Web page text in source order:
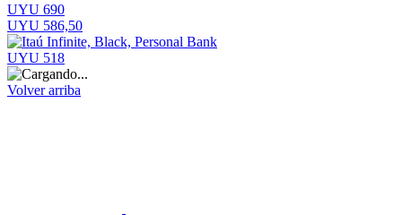
UYU 690
UYU 586,50
UYU 518
Volver arriba